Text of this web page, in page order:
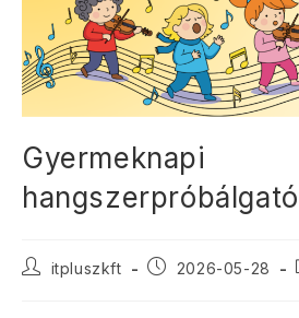
Gyermeknapi
hangszerpróbálgató
itpluszkft 2026-05-28